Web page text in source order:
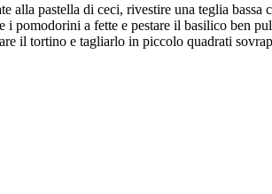
alla pastella di ceci, rivestire una teglia
i pomodorini a fette e pestare il basilico ben
il tortino e tagliarlo in piccolo quadrati